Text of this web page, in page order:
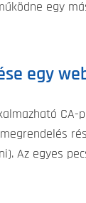
egy
egy
CA-
Az egyes